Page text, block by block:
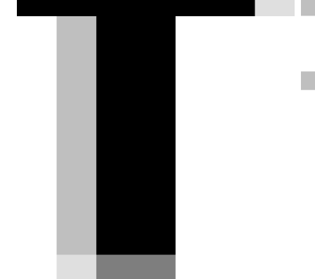
απόδοση στους 2.000 ίππους.